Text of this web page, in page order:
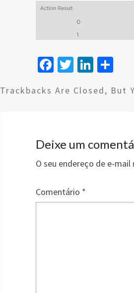
Fa
b
k
T
tt
Li
ke ar
Trackbacks Are Closed, But
Deixe um
O seu endereço de e-mail
Comentário *